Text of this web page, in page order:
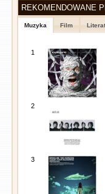
REKOMENDOWANE
Muzyka Film
1
2
3